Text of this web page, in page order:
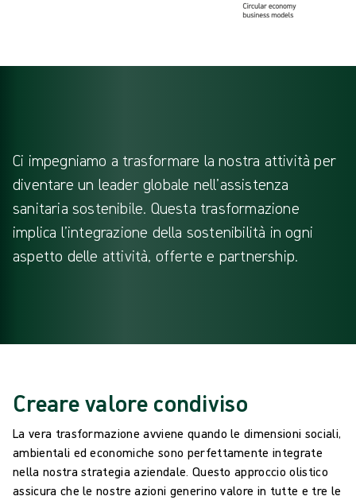
Ci impegniamo a trasformare la nostra attività per
diventare un leader globale nell’assistenza
sanitaria sostenibile. Questa trasformazione
implica l’integrazione della sostenibilità in ogni
aspetto delle attività, offerte e partnership.
Creare valore condiviso
La vera trasformazione avviene quando le dimensioni sociali,
ambientali ed economiche sono perfettamente integrate
nella nostra strategia aziendale. Questo approccio olistico
assicura che le nostre azioni generino valore in tutte e tre le